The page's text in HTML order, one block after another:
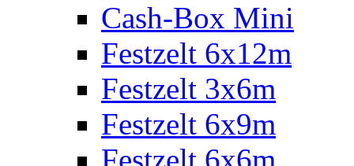
Cash-Box Mini
Festzelt 6x12m
Festzelt 3x6m
Festzelt 6x9m